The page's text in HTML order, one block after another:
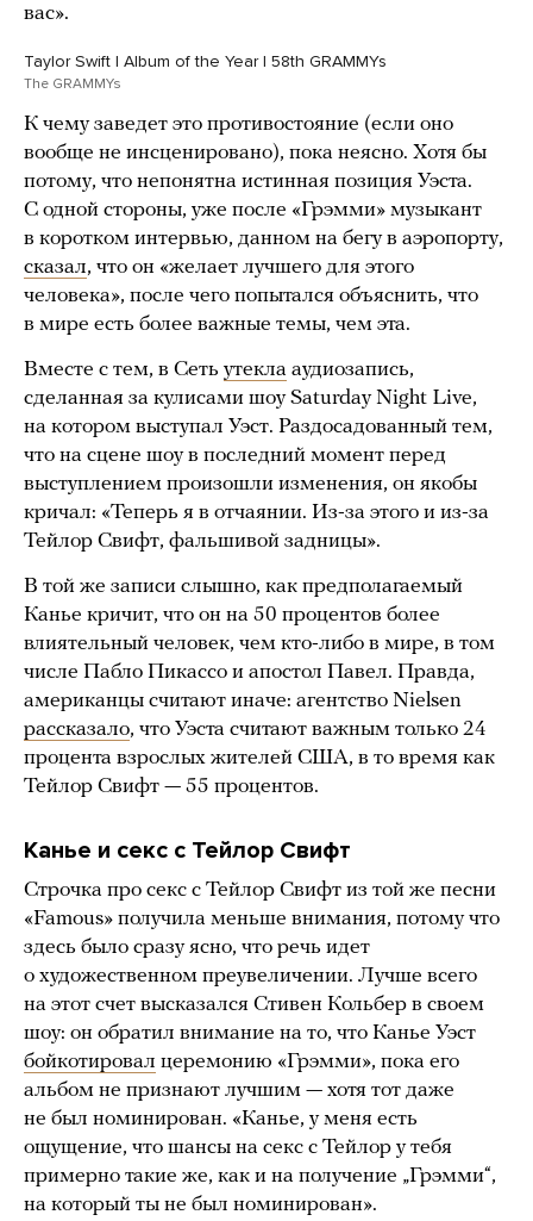
вас».
Taylor Swift | Album of the Year | 58th GRAMMYs
The GRAMMYs
К чему заведет это противостояние (если оно
вообще не инсценировано), пока неясно. Хотя бы
потому, что непонятна истинная позиция Уэста.
С одной стороны, уже после «Грэмми» музыкант
в коротком интервью, данном на бегу в аэропорту,
сказал, что он «желает лучшего для этого
человека», после чего попытался объяснить, что
в мире есть более важные темы, чем эта.
Вместе с тем, в Сеть утекла аудиозапись,
сделанная за кулисами шоу Saturday Night Live,
на котором выступал Уэст. Раздосадованный тем,
что на сцене шоу в последний момент перед
выступлением произошли изменения, он якобы
кричал: «Теперь я в отчаянии. Из-за этого и из-за
Тейлор Свифт, фальшивой задницы».
В той же записи слышно, как предполагаемый
Канье кричит, что он на 50 процентов более
влиятельный человек, чем кто-либо в мире, в том
числе Пабло Пикассо и апостол Павел. Правда,
американцы считают иначе: агентство Nielsen
рассказало, что Уэста считают важным только 24
процента взрослых жителей США, в то время как
Тейлор Свифт — 55 процентов.
Канье и секс с Тейлор Свифт
Строчка про секс с Тейлор Свифт из той же песни
«Famous» получила меньше внимания, потому что
здесь было сразу ясно, что речь идет
о художественном преувеличении. Лучше всего
на этот счет высказался Стивен Кольбер в своем
шоу: он обратил внимание на то, что Канье Уэст
бойкотировал церемонию «Грэмми», пока его
альбом не признают лучшим — хотя тот даже
не был номинирован. «Канье, у меня есть
ощущение, что шансы на секс с Тейлор у тебя
примерно такие же, как и на получение „Грэмми“,
на который ты не был номинирован».